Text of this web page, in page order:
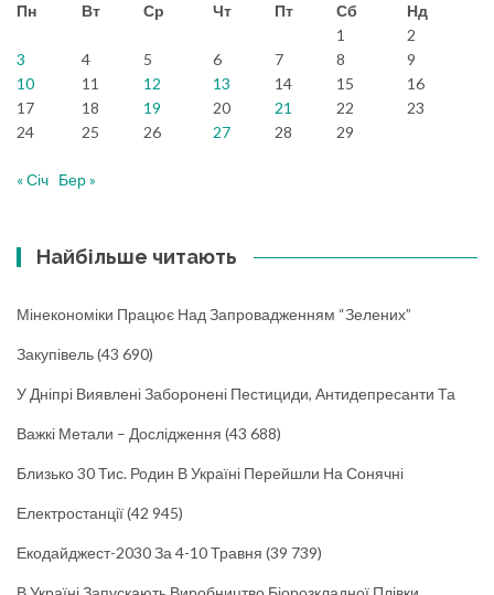
Пн
Вт Ср Чт Пт Сб
Нд
1
2
3
4 5 6 7 8
9
10
11 12 13 14 15
16
17
18 19 20 21 22
23
24
25 26 27 28 29
« Січ Бер »
Найбільше читають
Мінекономіки Працює Над Запровадженням “зелених”
Закупівель(43 690)
У Дніпрі Виявлені Заборонені Пестициди, Антидепресанти Та
Важкі Метали – Дослідження (43 688)
Близько 30 Тис. Родин В Україні Перейшли На Сонячні
Електростанції(42 945)
Екодайджест-2030 За 4-10 Травня (39 739)